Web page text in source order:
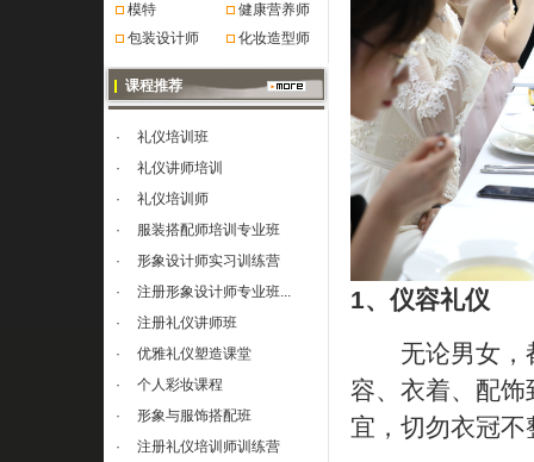
模特
健康营养师
包装设计师
化妆造型师
课程推荐
·
礼仪培训班
·
礼仪讲师培训
·
礼仪培训师
·
服装搭配师培训专业班
·
形象设计师实习训练营
·
注册形象设计师专业班...
·
注册礼仪讲师班
·
优雅礼仪塑造课堂
·
个人彩妆课程
·
形象与服饰搭配班
·
注册礼仪培训师训练营
1、仪容礼仪
无论男女，都
容、衣着、配
宜，切勿衣冠